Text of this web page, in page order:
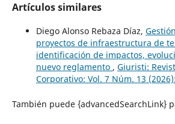
Artículos similares
Diego Alonso Rebaza Díaz,
proyectos de infraestructura de
identificación de impactos,
nuevo reglamento , Giuristi:
Corporativo: Vol. 7 Núm. 13
También puede {advancedSearchLink}